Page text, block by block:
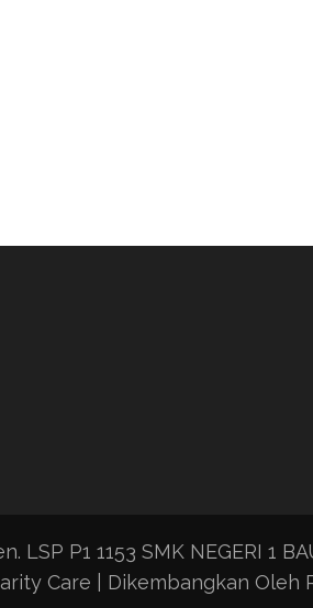
LSP P1 1153 SMK NEGERI 1
Care | Dikembangkan Oleh